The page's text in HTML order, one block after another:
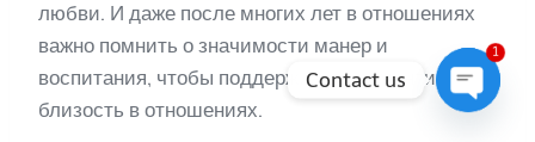
любви. И даже после многих лет в отношениях
важно помнить о значимости манер и
воспитания, чтобы поддерживать романтику и
близость в отношениях.
Contact us
1